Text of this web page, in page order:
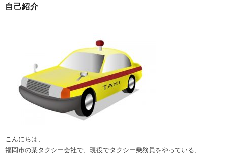
自己紹介
こんにちは、
福岡市の某タクシー会社で、現役でタクシー乗務員をやっている、